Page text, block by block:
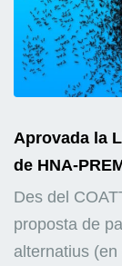
Aprovada la
de HNA-
Des del
proposta de
alternatius (en